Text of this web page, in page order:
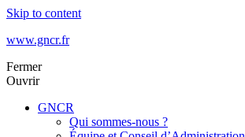
Skip to content
www.gncr.fr
Fermer
Ouvrir
GNCR
Qui sommes-nous ?